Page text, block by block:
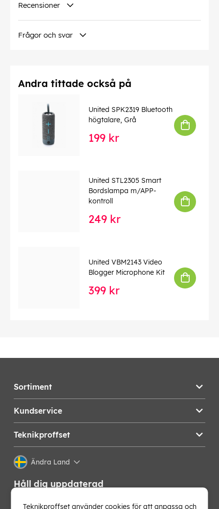
Recensioner
Frågor och svar
Andra tittade också på
United SPK2319 Bluetooth
högtalare, Grå
199 kr
United STL2305 Smart
Bordslampa m/APP-
kontroll
249 kr
United VBM2143 Video
Blogger Microphone Kit
399 kr
Sortiment
Kundservice
Teknikproffset
Ändra Land
Håll dig uppdaterad
Få de senaste nyheterna, hetaste erbjudandena och
Teknikproffset använder cookies för att anpassa och